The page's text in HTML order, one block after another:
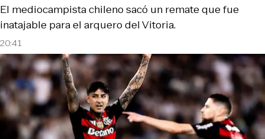
20:41
El mediocampista chileno sacó un remate que fue
inatajable para el arquero del Vitoria.